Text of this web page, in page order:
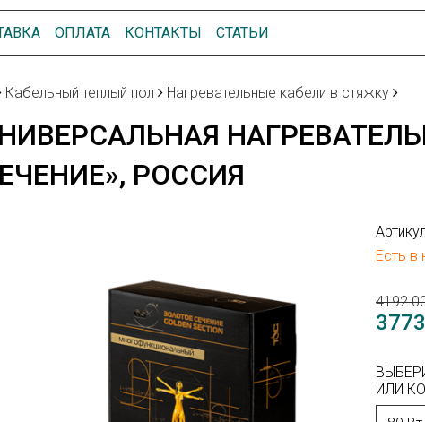
ОПЛАТА КОНТАКТЫ СТАТЬИ
Кабельный теплый пол Нагревательные кабели в стяжку
РОССИЯ
Есть в
ИЛИ